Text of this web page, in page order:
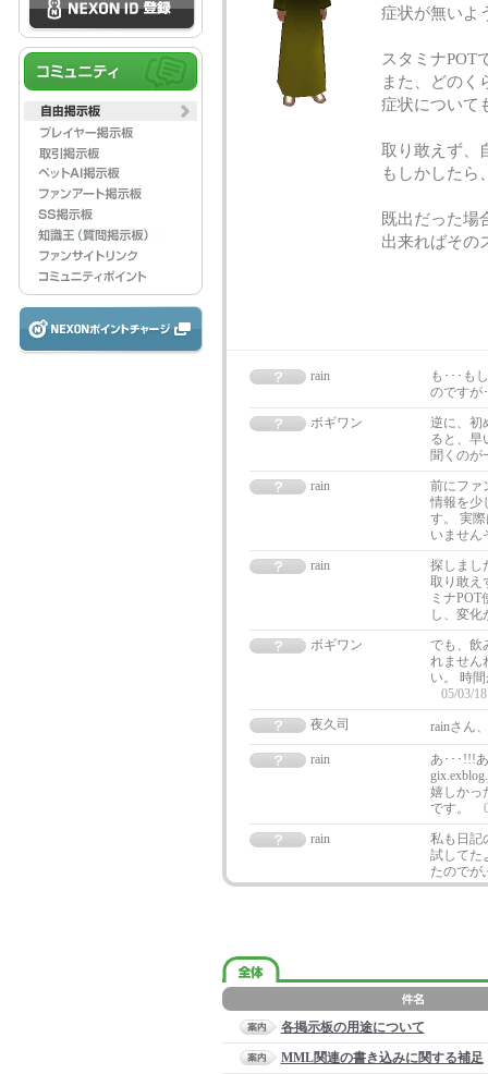
症状が無いよ
スタミナPOT
また、どのく
症状について
取り敢えず、
もしかしたら
既出だった場
出来ればその
rain
も･･･も
のですが
ボギワン
逆に、初
ると、早
聞くのが
rain
前にファ
情報を少
す。 実
いません
rain
探しまし
取り敢え
ミナ
し、変
ボギワン
でも、飲
れません
い。 時
05/03/
夜久司
rainさん
rain
あ･･･!!!
嬉しかっ
です。
rain
私も日記
試してた
たのでが
各掲示板の用途について
MML関連の書き込みに関する補足